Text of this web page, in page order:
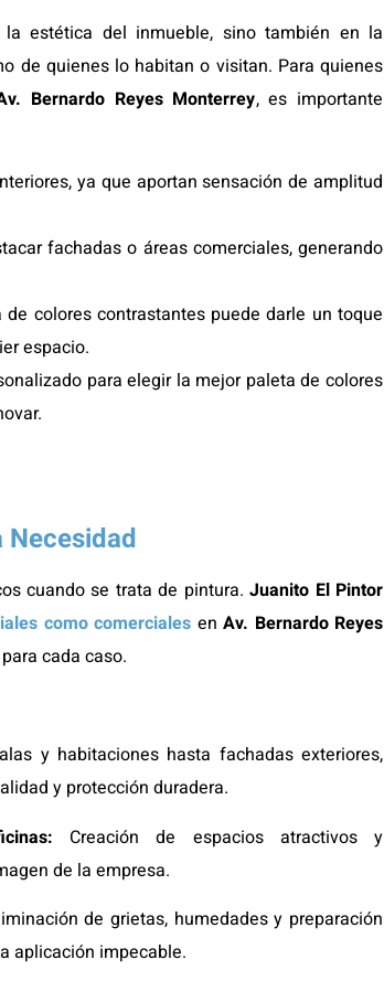
estética del inmueble, sino también en la
de quienes lo habitan o visitan. Para quienes
Bernardo Reyes Monterrey, es importante
ya que aportan sensación de amplitud
fachadas o áreas comerciales, generando
de colores contrastantes puede darle un toque
espacio.
para elegir la mejor paleta de colores
Necesidad
cuando se trata de pintura.Juanito El Pintor
como comerciales enAv. Bernardo Reyes
cada caso.
y habitaciones hasta fachadas exteriores,
y protección duradera.
Creación de espacios atractivos y
de la empresa.
de grietas, humedades y preparación
aplicación impecable.